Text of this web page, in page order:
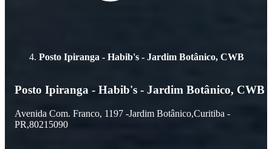
Posto Ipiranga - Habib's - Jardim Botânico, CWB
Posto Ipiranga - Habib's - Jardim Botânico, CWB
Avenida Com. Franco, 1197 -Jardim Botânico,Curitiba -
PR,80215090